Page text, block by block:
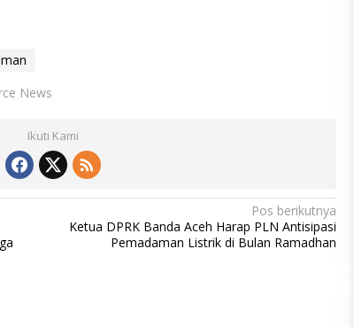
News
Ikuti Kami
Pos berikutnya
Ketua DPRK Banda Aceh Harap PLN Antisipasi
Pemadaman Listrik di Bulan Ramadhan
Mualem tunjuk Wan Malaya jadi Pj